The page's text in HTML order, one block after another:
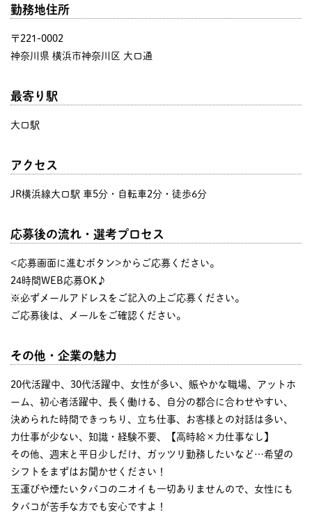
勤務地住所
〒221-0002
神奈川県 横浜市神奈川区 大口通
最寄り駅
大口駅
アクセス
JR横浜線大口駅 車5分・自転車2分・徒歩6分
応募後の流れ・選考プロセス
<応募画面に進むボタン>からご応募ください。
24時間WEB応募OK♪
※必ずメールアドレスをご記入の上ご応募ください。
ご応募後は、メールをご確認ください。
その他・企業の魅力
20代活躍中、30代活躍中、女性が多い、賑やかな職場、アットホ
ーム、初心者活躍中、長く働ける、自分の都合に合わせやすい、
決められた時間できっちり、立ち仕事、お客様との対話は多い、
力仕事が少ない、知識・経験不要、【高時給×力仕事なし】
その他、週末と平日少しだけ、ガッツリ勤務したいなど…希望の
シフトをまずはお聞かせください！
玉運びや煙たいタバコのニオイも一切ありませんので、女性にも
タバコが苦手な方でも安心ですよ！